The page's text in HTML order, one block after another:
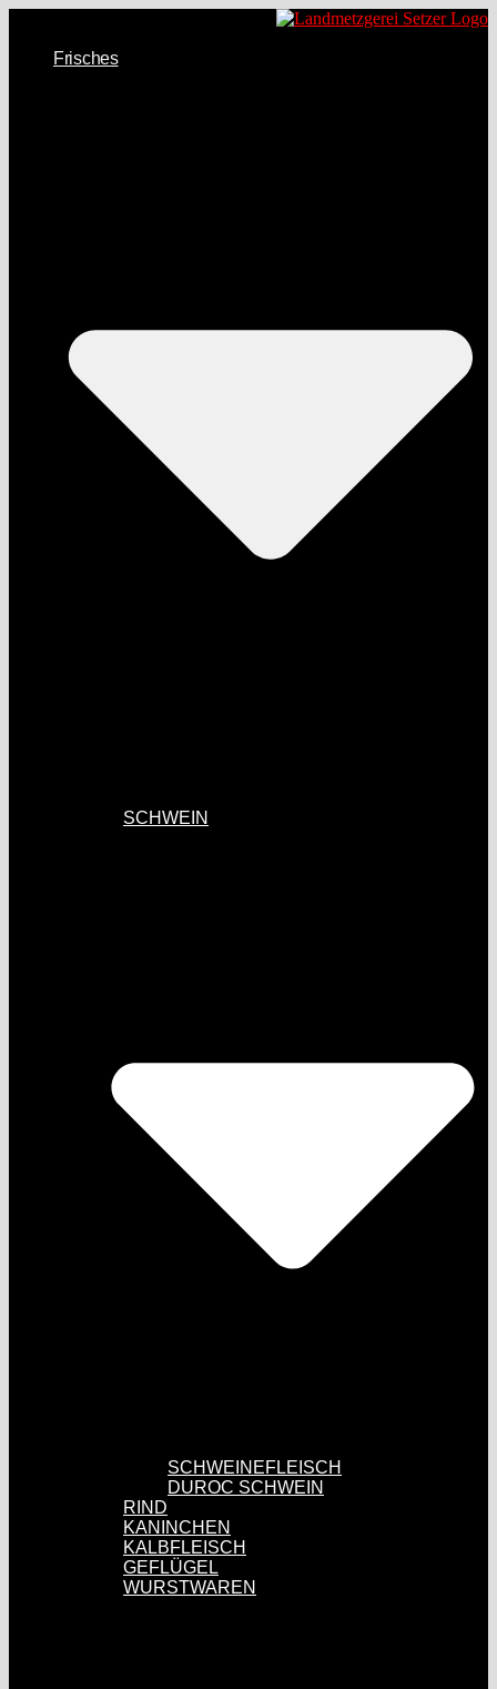
Frisches
SCHWEIN
SCHWEINEFLEISCH
DUROC SCHWEIN
RIND
KANINCHEN
KALBFLEISCH
GEFLÜGEL
WURSTWAREN